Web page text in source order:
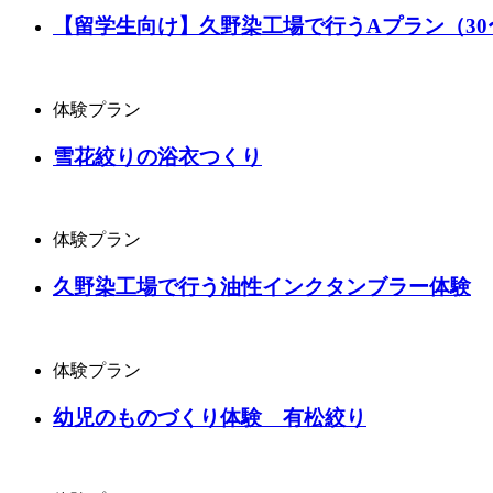
【留学生向け】久野染工場で行うAプラン（30
体験プラン
雪花絞りの浴衣つくり
体験プラン
久野染工場で行う油性インクタンブラー体験
体験プラン
幼児のものづくり体験 有松絞り